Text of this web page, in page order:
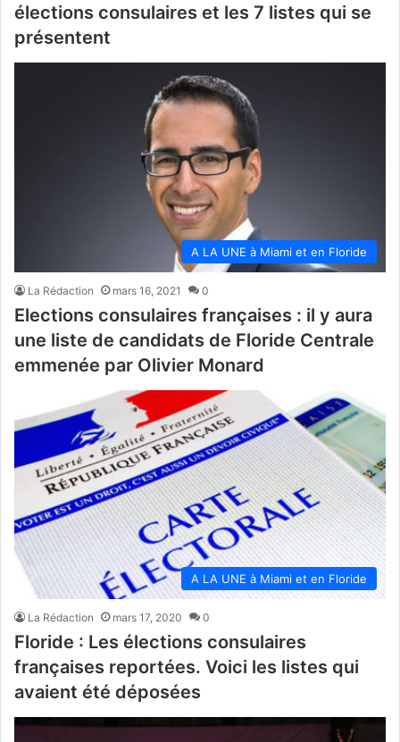
élections consulaires et les 7 listes qui se
présentent
A LA UNE à Miami et en Floride
La Rédaction mars 16, 2021 0
Elections consulaires françaises : il y aura
une liste de candidats de Floride Centrale
emmenée par Olivier Monard
A LA UNE à Miami et en Floride
La Rédaction mars 17, 2020 0
Floride : Les élections consulaires
françaises reportées. Voici les listes qui
avaient été déposées